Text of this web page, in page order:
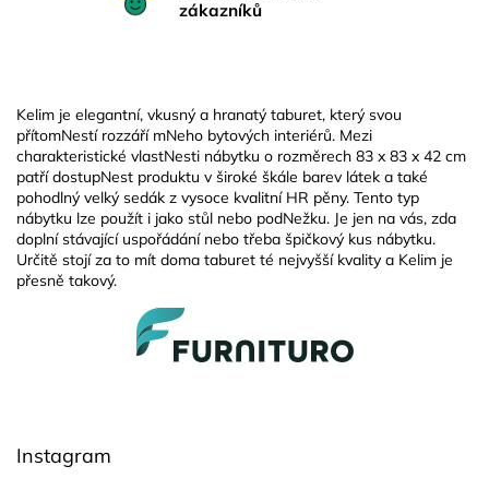
zákazníků
Kelim je elegantní, vkusný a hranatý taburet, který svou
přítomNestí rozzáří mNeho bytových interiérů. Mezi
charakteristické vlastNesti nábytku o rozměrech 83 x 83 x 42 cm
patří dostupNest produktu v široké škále barev látek a také
pohodlný velký sedák z vysoce kvalitní HR pěny. Tento typ
nábytku lze použít i jako stůl nebo podNežku. Je jen na vás, zda
doplní stávající uspořádání nebo třeba špičkový kus nábytku.
Určitě stojí za to mít doma taburet té nejvyšší kvality a Kelim je
přesně takový.
Instagram